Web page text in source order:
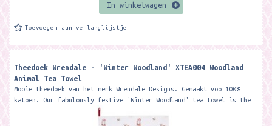
In winkelwagen
Toevoegen aan verlanglijstje
Theedoek Wrendale - 'Winter Woodland' XTEA004 Woodland
Animal Tea Towel
Mooie theedoek van het merk Wrendale Designs. Gemaakt voo 100%
katoen. Our fabulously festive 'Winter Woodland' tea towel is the